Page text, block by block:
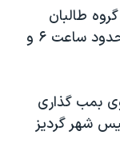
طالبان
مسئولیت آن را بر عهده گرفته است، از حدود ساعت ۶ و
بمب گذاری
شهر گردیز